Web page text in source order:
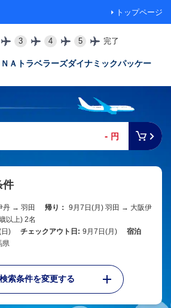
トップページ
3 4 5 完了
Ａトラベラーズダイナミックパッケー
- 円
件
丹 → 羽田 帰り： 9月7日(月) 羽田 → 大阪伊
以上) 2名
) チェックアウト日: 9月7日(月)
宿泊
県
検索条件を変更する